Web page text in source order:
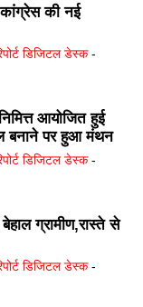
की नई
डिजिटल डेस्क -
आयोजित हुई
बनाने पर हुआ मंथन
डिजिटल डेस्क -
ग्रामीण,रास्ते से
डिजिटल डेस्क -